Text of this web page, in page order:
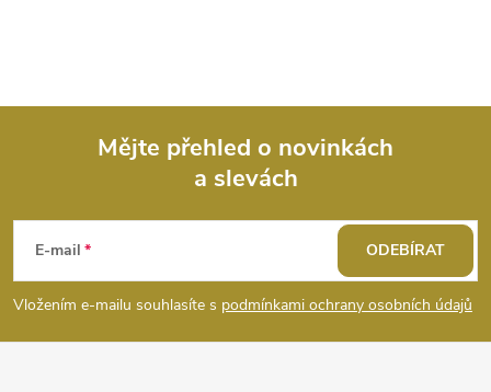
v
s
p
a
Mějte přehled o novinkách
a slevách
E-mail
Vložením e-mailu souhlasíte s podmínkami ochrany osobních údajů
ODEBÍRAT